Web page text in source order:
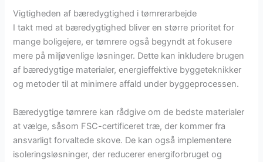
Vigtigheden af bæredygtighed i tømrerarbejde
I takt med at bæredygtighed bliver en større prioritet for
mange boligejere, er tømrere også begyndt at fokusere
mere på miljøvenlige løsninger. Dette kan inkludere brugen
af bæredygtige materialer, energieffektive byggeteknikker
og metoder til at minimere affald under byggeprocessen.
Bæredygtige tømrere kan rådgive om de bedste materialer
at vælge, såsom FSC-certificeret træ, der kommer fra
ansvarligt forvaltede skove. De kan også implementere
isoleringsløsninger, der reducerer energiforbruget og